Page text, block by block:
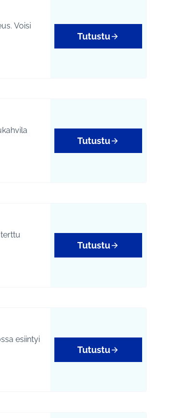
Voisi
Tutustu
Tutustu
Tutustu
esiintyi
Tutustu